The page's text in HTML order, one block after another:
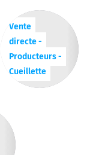
Vente
directe -
Producteurs -
Cueillette